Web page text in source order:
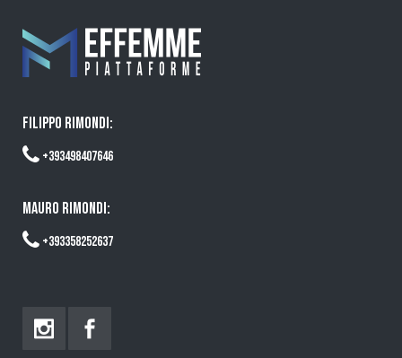
FILIPPO RIMONDI:
+393498407646
MAURO RIMONDI:
+393358252637